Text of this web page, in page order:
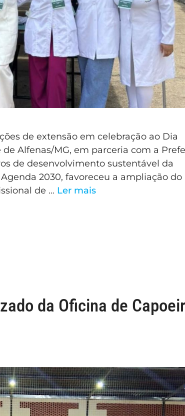
de extensão em celebração ao Dia
Alfenas/MG, em parceria com a
de desenvolvimento sustentável da
2030, favoreceu a ampliação do
de … Ler mais
da Oficina de